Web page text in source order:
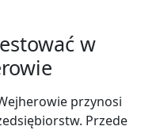
w
przynosi
Przede